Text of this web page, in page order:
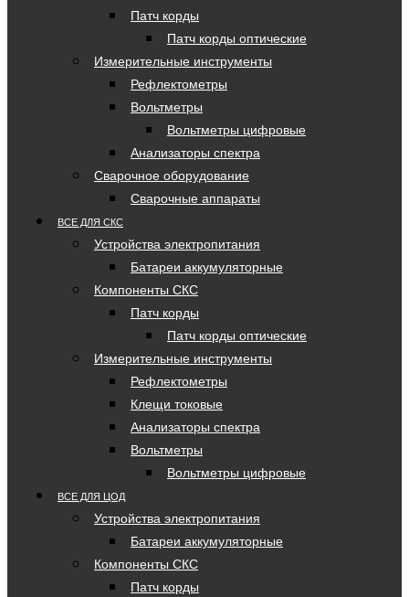
Патч корды
Патч корды оптические
Измерительные инструменты
Рефлектометры
Вольтметры
Вольтметры цифровые
Анализаторы спектра
Сварочное оборудование
Сварочные аппараты
ВСЕ ДЛЯ СКС
Устройства электропитания
Батареи аккумуляторные
Компоненты СКС
Патч корды
Патч корды оптические
Измерительные инструменты
Рефлектометры
Клещи токовые
Анализаторы спектра
Вольтметры
Вольтметры цифровые
ВСЕ ДЛЯ ЦОД
Устройства электропитания
Батареи аккумуляторные
Компоненты СКС
Патч корды